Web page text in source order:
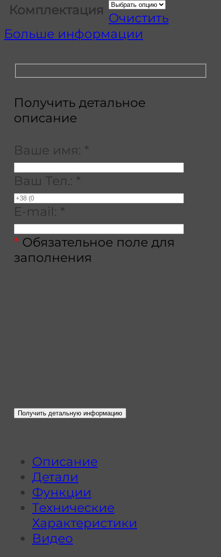
Комплектация
Очистить
Больше информации
Получить детальное
описание
Ваше имя: *
Ваш Тел.: *
E-mail: *
* Обязательное поле для
заполнения
Описание
Детали
Функции
Технические
Характеристики
Видео